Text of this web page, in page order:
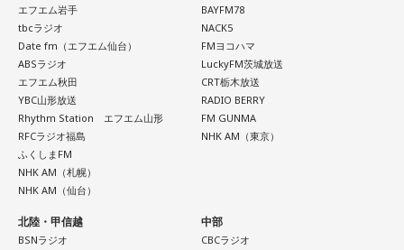
▼パソコンで聴くなら
http://radiko.jp/
▼プレミアム会員登録はこちらから
http://radiko.jp/rg/premium/
『radiko.jpプレミアム（エリアフリー聴取）』なら、全国の
ラジオ番組を楽しむことができます。
狩野先生は、自身の研究を生かして「キャッチコピーの自動
生成」を開発しました。文字通り、言葉を入力するだけで複
数のキャッチコピーが自動的に作られて、即座に表示されま
す。試しに「鬼頭里枝」と入力すると、あっという間に「”お
疲れ様”が似合う鬼頭里枝」「鬼頭里枝に言い訳するな」「年
収は鬼頭里枝で変わる」「鬼頭里枝の野心も入っています」
などのキャッチコピーが作られました。どれも鬼頭さんのキ
ャッチコピーに合っているような内容ばかり。狩野先生によ
エフエム岩手
tbcラジオ
Date fm（エフエム仙台）
ABSラジオ
エフエム秋田
YBC山形放送
Rhythm Station エフエム山形
RFCラジオ福島
ふくしまFM
NHK AM（札幌）
NHK AM（仙台）
BAYFM78
NACK5
FMヨコハマ
LuckyFM茨城放送
CRT栃木放送
RADIO BERRY
FM GUNMA
NHK AM（東京）
北陸・甲信越
BSNラジオ
中部
CBCラジオ